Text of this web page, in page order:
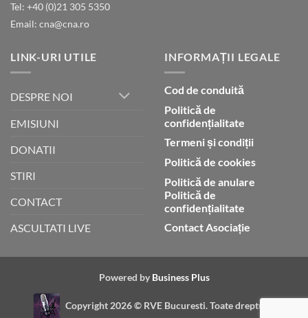
Tel: +40 (0)21 305 5350
Email: cna@cna.ro
LINK-URI UTILE
DESPRE NOI
EMISIUNI
DONATII
STIRI
CONTACT
ASCULTATI LIVE
INFORMAȚII LEGALE
Cod de conduită
Politică de
confidențialitate
Termeni și condiții
Politică de cookies
Politică de anulare
Politică de
confidențialitate
Contact Asociație
Powered by Business Plus
Copyright 2026 © RVE Bucuresti. Toate drepturile